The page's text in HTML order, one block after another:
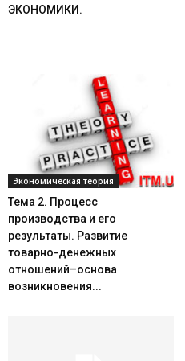
ЭКОНОМИКИ.
Экономическая теория
Тема 2. Процесс
производства и его
результаты. Развитие
товарно-денежных
отношений–основа
возникновения...